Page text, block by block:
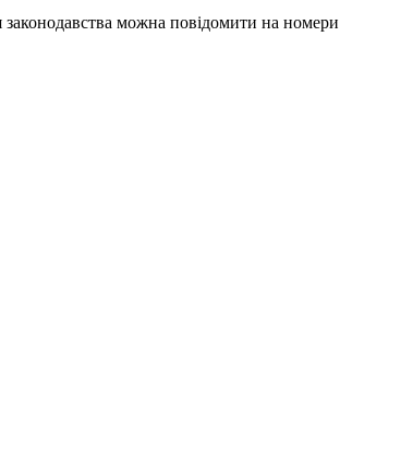
можна повідомити на номери